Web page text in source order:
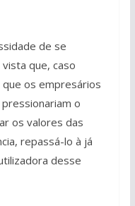
de se
que, caso
que os empresários
o
os valores das
repassá-lo à já
desse